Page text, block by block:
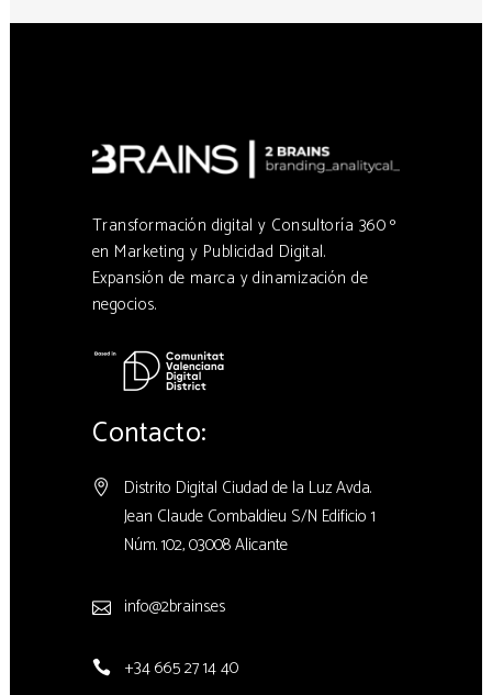
Transformación digital y Consultoría 360 º
en Marketing y Publicidad Digital.
Expansión de marca y dinamización de
negocios.
Contacto:
Distrito Digital Ciudad de la Luz Avda.
Jean Claude Combaldieu S/N Edificio 1
Núm. 102, 03008 Alicante
info@2brains.es
+34 665 27 14 40